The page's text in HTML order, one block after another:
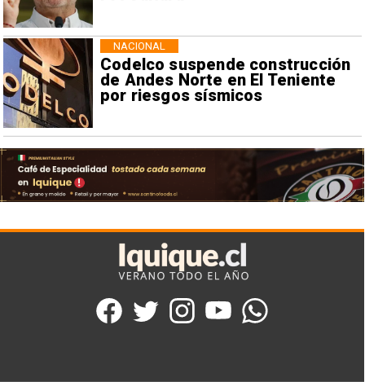
Codelco suspende construcción
de Andes Norte en El Teniente
por riesgos sísmicos
NACIONAL